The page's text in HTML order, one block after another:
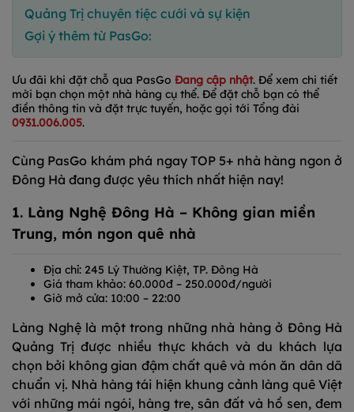
Quảng Trị chuyên tiệc cưới và sự kiện
Gợi ý thêm từ PasGo:
Ưu đãi khi đặt chỗ qua PasGo Đang cập nhật. Để xem chi tiết
mời bạn chọn một nhà hàng cụ thể. Để đặt chỗ bạn có thể
điền thông tin và đặt trực tuyến, hoặc gọi tới Tổng đài
0931.006.005.
Cùng PasGo khám phá ngay TOP 5+ nhà hàng ngon ở
Đông Hà đang được yêu thích nhất hiện nay!
1. Làng Nghệ Đông Hà – Không gian miền
Trung, món ngon quê nhà
Địa chỉ: 245 Lý Thường Kiệt, TP. Đông Hà
Giá tham khảo: 60.000đ – 250.000đ/người
Giờ mở cửa: 10:00 – 22:00
Làng Nghệ là một trong những nhà hàng ở Đông Hà
Quảng Trị được nhiều thực khách và du khách lựa
chọn bởi không gian đậm chất quê và món ăn dân dã
chuẩn vị. Nhà hàng tái hiện khung cảnh làng quê Việt
với những mái ngói, hàng tre, sân đất và hồ sen, đem